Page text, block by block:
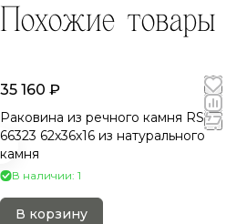
Похожие товары
35 160 ₽
Раковина из речного камня RS-
66323 62х36х16 из натурального
камня
В наличии: 1
В корзину